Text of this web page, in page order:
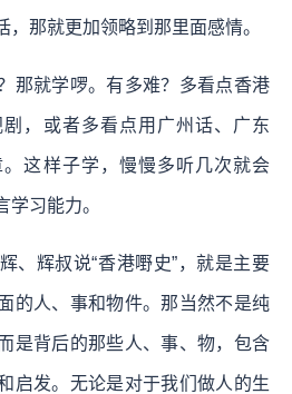
那就更加领略到那里面感情。
那就学啰。有多难？多看点香港
，或者多看点用广州话、广东
这样子学，慢慢多听几次就会
学习能力。
、辉叔说“香港嘢史”，就是主要
的人、事和物件。那当然不是纯
是背后的那些人、事、物，包含
启发。无论是对于我们做人的生